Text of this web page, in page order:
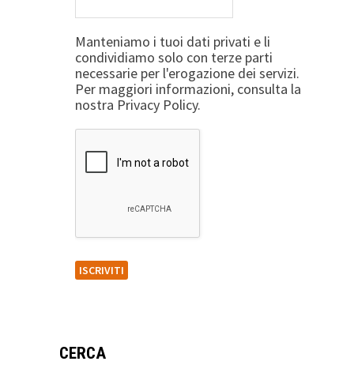
Manteniamo i tuoi dati privati e li
condividiamo solo con terze parti
necessarie per l'erogazione dei servizi.
Per maggiori informazioni, consulta la
nostra Privacy Policy.
CERCA